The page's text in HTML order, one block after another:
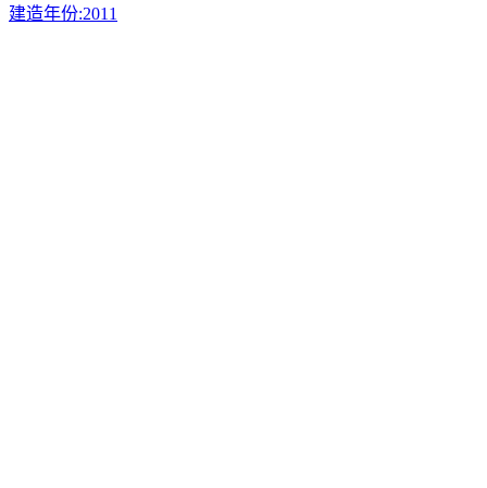
建造年份:2011